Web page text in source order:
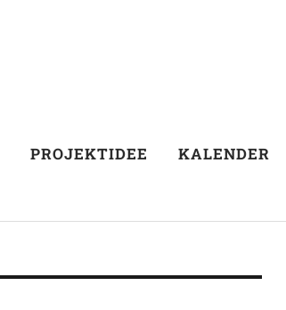
PROJEKTIDEE KALENDER